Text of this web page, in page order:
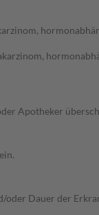
Apotheker
Dauer der